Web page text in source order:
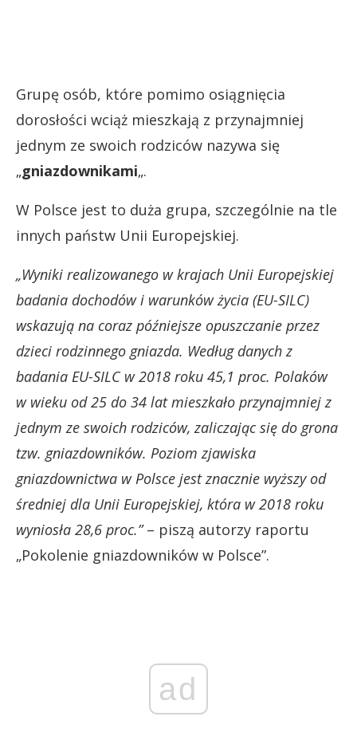
Grupę osób, które pomimo osiągnięcia
dorosłości wciąż mieszkają z przynajmniej
jednym ze swoich rodziców nazywa się
„gniazdownikami„.
W Polsce jest to duża grupa, szczególnie na tle
innych państw Unii Europejskiej.
„Wyniki realizowanego w krajach Unii Europejskiej
badania dochodów i warunków życia (EU-SILC)
wskazują na coraz późniejsze opuszczanie przez
dzieci rodzinnego gniazda. Według danych z
badania EU-SILC w 2018 roku 45,1 proc. Polaków
w wieku od 25 do 34 lat mieszkało przynajmniej z
jednym ze swoich rodziców, zaliczając się do grona
tzw. gniazdowników. Poziom zjawiska
gniazdownictwa w Polsce jest znacznie wyższy od
średniej dla Unii Europejskiej, która w 2018 roku
wyniosła 28,6 proc.”– piszą autorzy raportu
„Pokolenie gniazdowników w Polsce”.
ad